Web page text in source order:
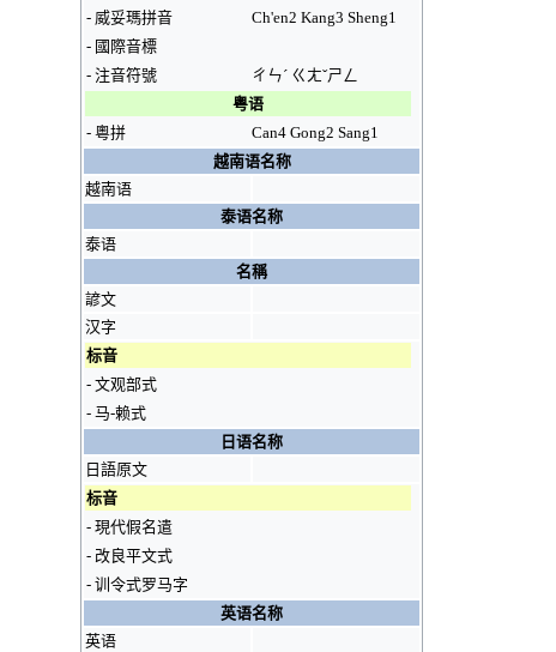
- 威妥瑪拼音
Ch'en2 Kang3 Sheng1
- 國際音標
- 注音符號
ㄔㄣˊ ㄍㄤˇㄕㄥ
粤语
- 粵拼
Can4 Gong2 Sang1
越南语名称
越南语
泰语名称
泰语
名稱
諺文
汉字
标音
- 文观部式
- 马-赖式
日语名称
日語原文
标音
- 現代假名遣
- 改良平文式
- 训令式罗马字
英语名称
英语